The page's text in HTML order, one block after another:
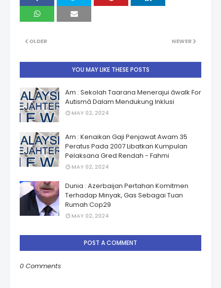
NEWER
OLDER
YOU MAY LIKE THESE POSTS
Am : Sekolah Taarana Menerajui âwalk For
Autismâ Dalam Mendukung Inklusi
MAY 02, 2024
Am : Kenaikan Gaji Penjawat Awam 35
Peratus Pada 2007 Libatkan Kumpulan
Pelaksana Gred Rendah - Fahmi
MAY 02, 2024
Dunia : Azerbaijan Pertahan Komitmen
Terhadap Minyak, Gas Sebagai Tuan
Rumah Cop29
MAY 02, 2024
POST A COMMENT
0 Comments